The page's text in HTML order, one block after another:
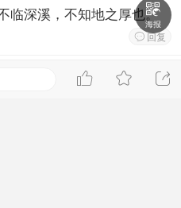
临深溪，不知地之厚也。
 回复
6#

海报


